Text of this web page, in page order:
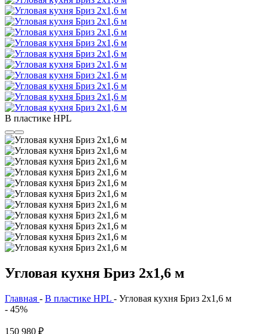
В пластике HPL
Угловая кухня Бриз 2х1,6 м
Главная - В пластике HPL - Угловая кухня Бриз 2х1,6 м
- 45%
150 980 ₽